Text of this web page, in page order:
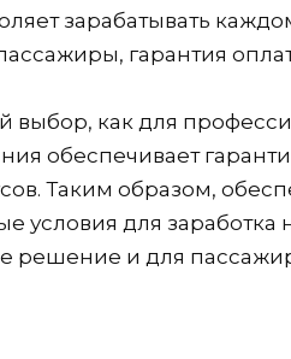
зарабатывать
гарантия
выбор, как для
обеспечивает
Таким образом,
условия для
и для